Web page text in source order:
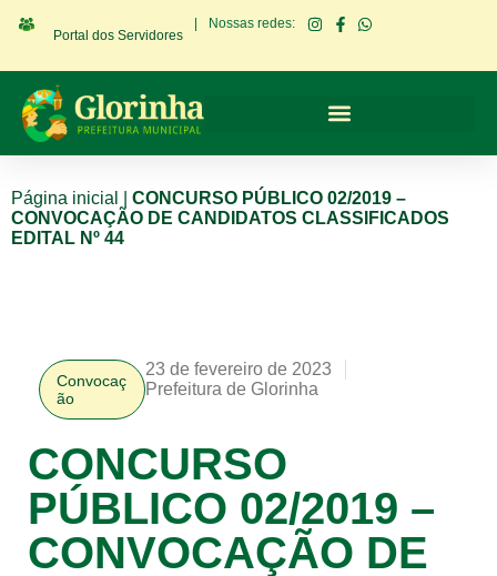
Portal dos Servidores
Nossas redes:
Página inicial
CONCURSO PÚBLICO 02/2019 –
CONVOCAÇÃO DE CANDIDATOS CLASSIFICADOS
EDITAL Nº 44
Convocaç
ão
23 de fevereiro de 2023
Prefeitura de Glorinha
CONCURSO
PÚBLICO 02/2019 –
CONVOCAÇÃO DE